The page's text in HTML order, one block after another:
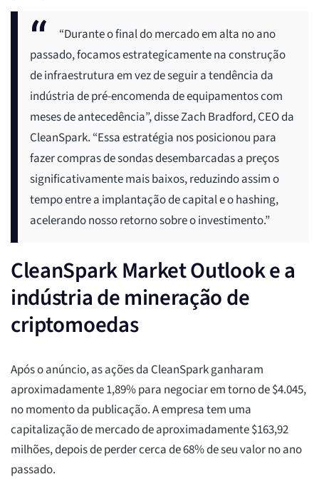
“Durante o final do mercado em alta no ano
passado, focamos estrategicamente na construção
de infraestrutura em vez de seguir a tendência da
indústria de pré-encomenda de equipamentos com
meses de antecedência”, disse Zach Bradford, CEO da
CleanSpark. “Essa estratégia nos posicionou para
fazer compras de sondas desembarcadas a preços
significativamente mais baixos, reduzindo assim o
tempo entre a implantação de capital e o hashing,
acelerando nosso retorno sobre o investimento.”
CleanSpark Market Outlook e a
indústria de mineração de
criptomoedas
Após o anúncio, as ações da CleanSpark ganharam
aproximadamente 1,89% para negociar em torno de $4.045,
no momento da publicação. A empresa tem uma
capitalização de mercado de aproximadamente $163,92
milhões, depois de perder cerca de 68% de seu valor no ano
passado.